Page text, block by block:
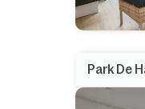
Park De